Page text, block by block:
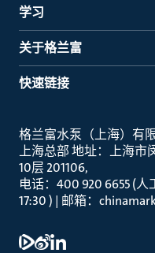
学习
关于格兰富
快速链接
格兰富水泵（上海）有
上海总部 地址：上海市
10层 201106
电话：400 920 6655 (
17:30 ) | 邮箱：